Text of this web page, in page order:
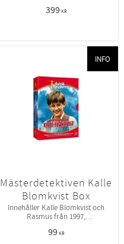
399KR
Mästerdetektiven Kalle
Blomkvist Box
Innehåller Kalle Blomkvist och
Rasmus från 1997,
1996.
99KR
INFO